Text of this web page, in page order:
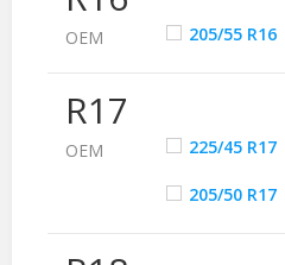
ОЕМ 205/55 R16
R17
ОЕМ 225/45 R17
205/50 R17